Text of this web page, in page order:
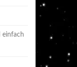
einfach